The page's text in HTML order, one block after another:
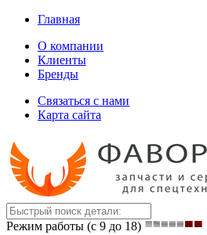
Главная
О компании
Клиенты
Бренды
Связаться с нами
Карта сайта
Режим работы (с 9 до 18)